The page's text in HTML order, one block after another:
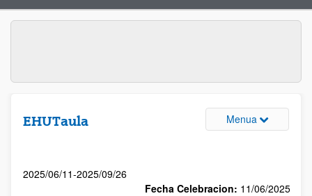
EHUTaula Menua
2025/06/11-2025/09/26
Fecha Celebracion: 11/06/2025